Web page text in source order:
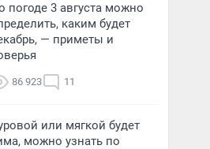
погоде 3 августа можно
каким будет
— приметы и
86 923 11
или мягкой будет
можно узнать по